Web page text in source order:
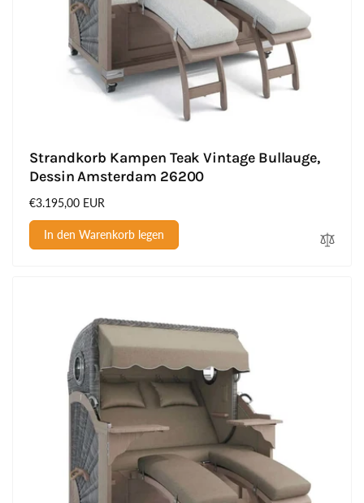
Strandkorb Kampen Teak Vintage Bullauge,
Dessin Amsterdam 26200
Normaler
Preis
€3.195,00 EUR
In den Warenkorb legen